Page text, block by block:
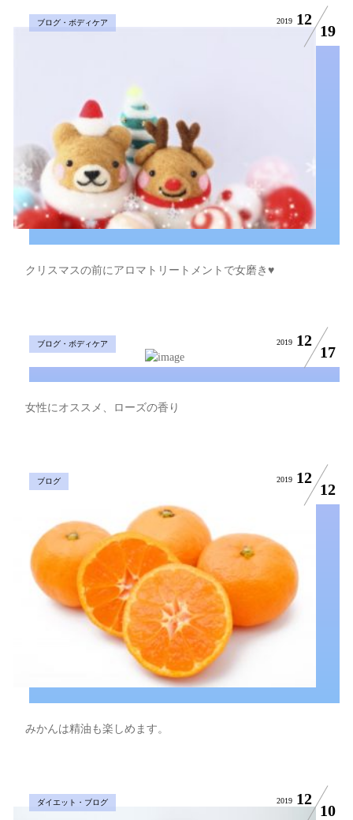
ブログ・ボディケア 2019 12
19
クリスマスの前にアロマトリートメントで女磨き♥
ブログ・ボディケア 2019 12
17
女性にオススメ、ローズの香り
ブログ 2019 12
12
みかんは精油も楽しめます。
ダイエット・ブログ 2019 12
10